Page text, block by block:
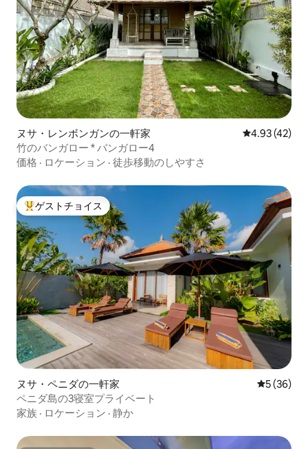
ヌサ・レンボンガンの一軒家 レビュー42
4.93 (42)
竹のバンガロー * バンガロー4
価格 · ロケーション · 徒歩移動のしやすさ
大好評のゲストチョイスです。
ゲストチョイス
ヌサ・ペニダの一軒家 レビュー
5 (36)
ペニダ島の3寝室プライベート
家族 · ロケーション · 静か